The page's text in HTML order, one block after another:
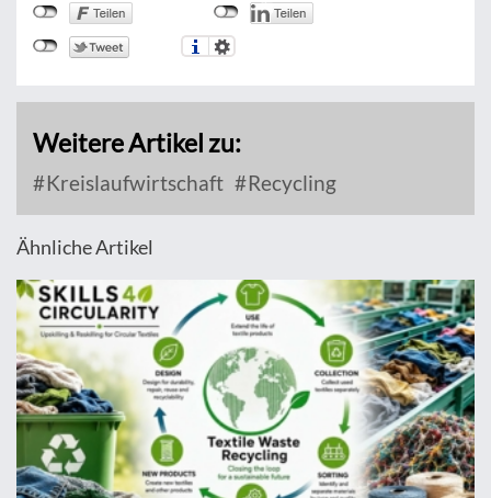
Weitere Artikel zu:
Kreislaufwirtschaft Recycling
Ähnliche Artikel